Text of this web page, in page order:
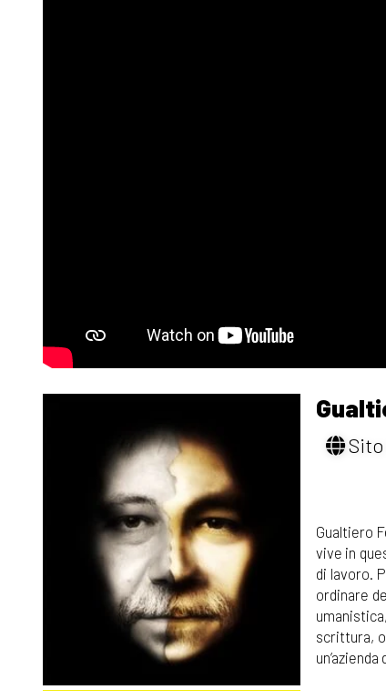
Sito
Gualtiero
vive in
di lavoro.
ordinare
scrittura,